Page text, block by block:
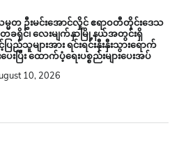
မတ ဦးမင်းအောင်လှိုင် ဧရာဝတီတိုင်းဒေသ
တခရိုင်၊ လေးမျက်နှာမြို့နယ်အတွင်းရှိ
ည်သူများအား ရင်းရင်းနှီးနှီးသွားရောက်
ပြီး ထောက်ပံ့ရေးပစ္စည်းများပေးအပ်
10, 2026